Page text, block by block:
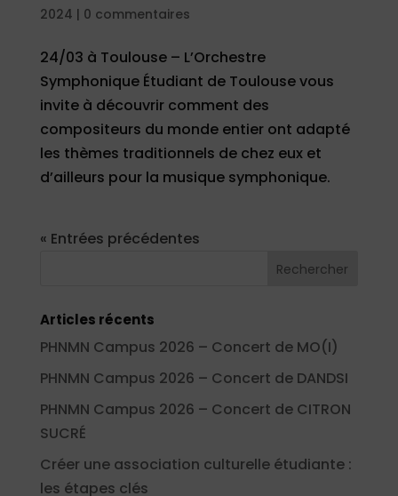
2024 | 0 commentaires
24/03 à Toulouse – L’Orchestre
Symphonique Étudiant de Toulouse vous
invite à découvrir comment des
compositeurs du monde entier ont adapté
les thèmes traditionnels de chez eux et
d’ailleurs pour la musique symphonique.
« Entrées précédentes
Articles récents
PHNMN Campus 2026 – Concert de MO(I)
PHNMN Campus 2026 – Concert de DANDSI
PHNMN Campus 2026 – Concert de CITRON
SUCRÉ
Créer une association culturelle étudiante :
les étapes clés